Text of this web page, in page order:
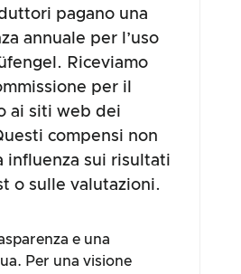
pagano una
annuale per l’uso
Riceviamo
per il
ai siti web dei
compensi non
influenza sui risultati
o sulle valutazioni.
e una
Per una visione